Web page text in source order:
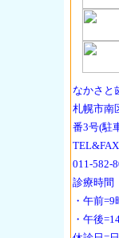
なかさと
札幌市南
番3号(駐
TEL&FAX
011-582-
診療時間
・午前
・午後